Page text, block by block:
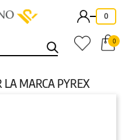
- 0
0
LA MARCA PYREX